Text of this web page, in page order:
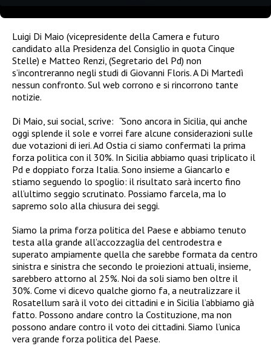
Luigi Di Maio (vicepresidente della Camera e futuro
candidato alla Presidenza del Consiglio in quota Cinque
Stelle) e Matteo Renzi, (Segretario del Pd) non
s’incontreranno negli studi di Giovanni Floris. A Di Martedì
nessun confronto. Sul web corrono e si rincorrono tante
notizie.
Di Maio, sui social, scrive: “Sono ancora in Sicilia, qui anche
oggi splende il sole e vorrei fare alcune considerazioni sulle
due votazioni di ieri. Ad Ostia ci siamo confermati la prima
forza politica con il 30%. In Sicilia abbiamo quasi triplicato il
Pd e doppiato forza Italia. Sono insieme a Giancarlo e
stiamo seguendo lo spoglio: il risultato sarà incerto fino
all’ultimo seggio scrutinato. Possiamo farcela, ma lo
sapremo solo alla chiusura dei seggi.
Siamo la prima forza politica del Paese e abbiamo tenuto
testa alla grande all’accozzaglia del centrodestra e
superato ampiamente quella che sarebbe formata da centro
sinistra e sinistra che secondo le proiezioni attuali, insieme,
sarebbero attorno al 25%. Noi da soli siamo ben oltre il
30%. Come vi dicevo qualche giorno fa, a neutralizzare il
Rosatellum sarà il voto dei cittadini e in Sicilia l’abbiamo già
fatto. Possono andare contro la Costituzione, ma non
possono andare contro il voto dei cittadini. Siamo l’unica
vera grande forza politica del Paese.